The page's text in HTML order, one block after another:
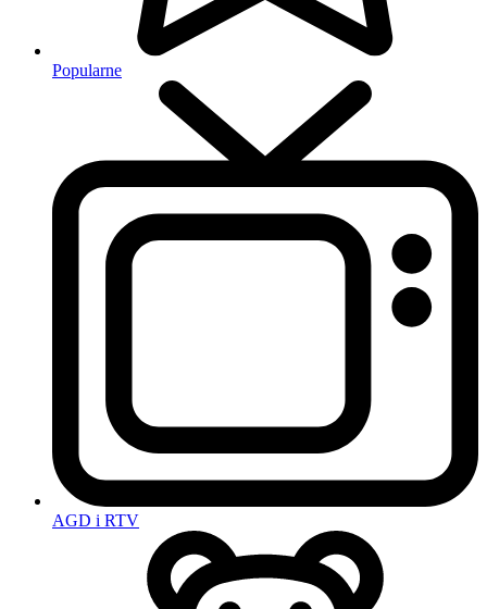
Popularne
AGD i RTV